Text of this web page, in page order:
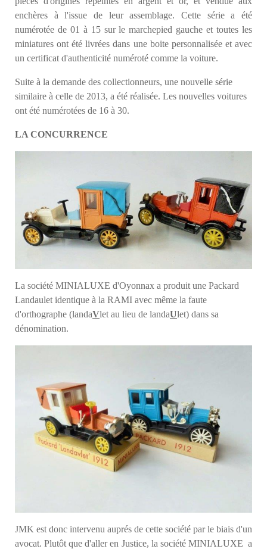
enchères à l'issue de leur assemblage. Cette série a été
numérotée de 01 à 15 sur le marchepied gauche et toutes les
miniatures ont été livrées dans une boite personnalisée et avec
un certificat d'authenticité numéroté comme la voiture.
Suite à la demande des collectionneurs, une nouvelle série
similaire à celle de 2013, a été réalisée. Les nouvelles voitures
ont été numérotées de 16 à 30.
LA CONCURRENCE
La société MINIALUXE d'Oyonnax a produit une Packard
Landaulet identique à la RAMI avec même la faute
d'orthographe (landaVlet au lieu de landaUlet) dans sa
dénomination.
JMK est donc intervenu auprés de cette société par le biais d'un
avocat. Plutôt que d'aller en Justice, la société MINIALUXE a